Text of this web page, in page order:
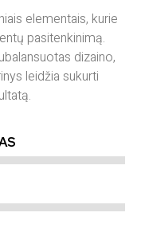
elementais, kurie
pasitenkinimą.
dizaino,
leidžia sukurti